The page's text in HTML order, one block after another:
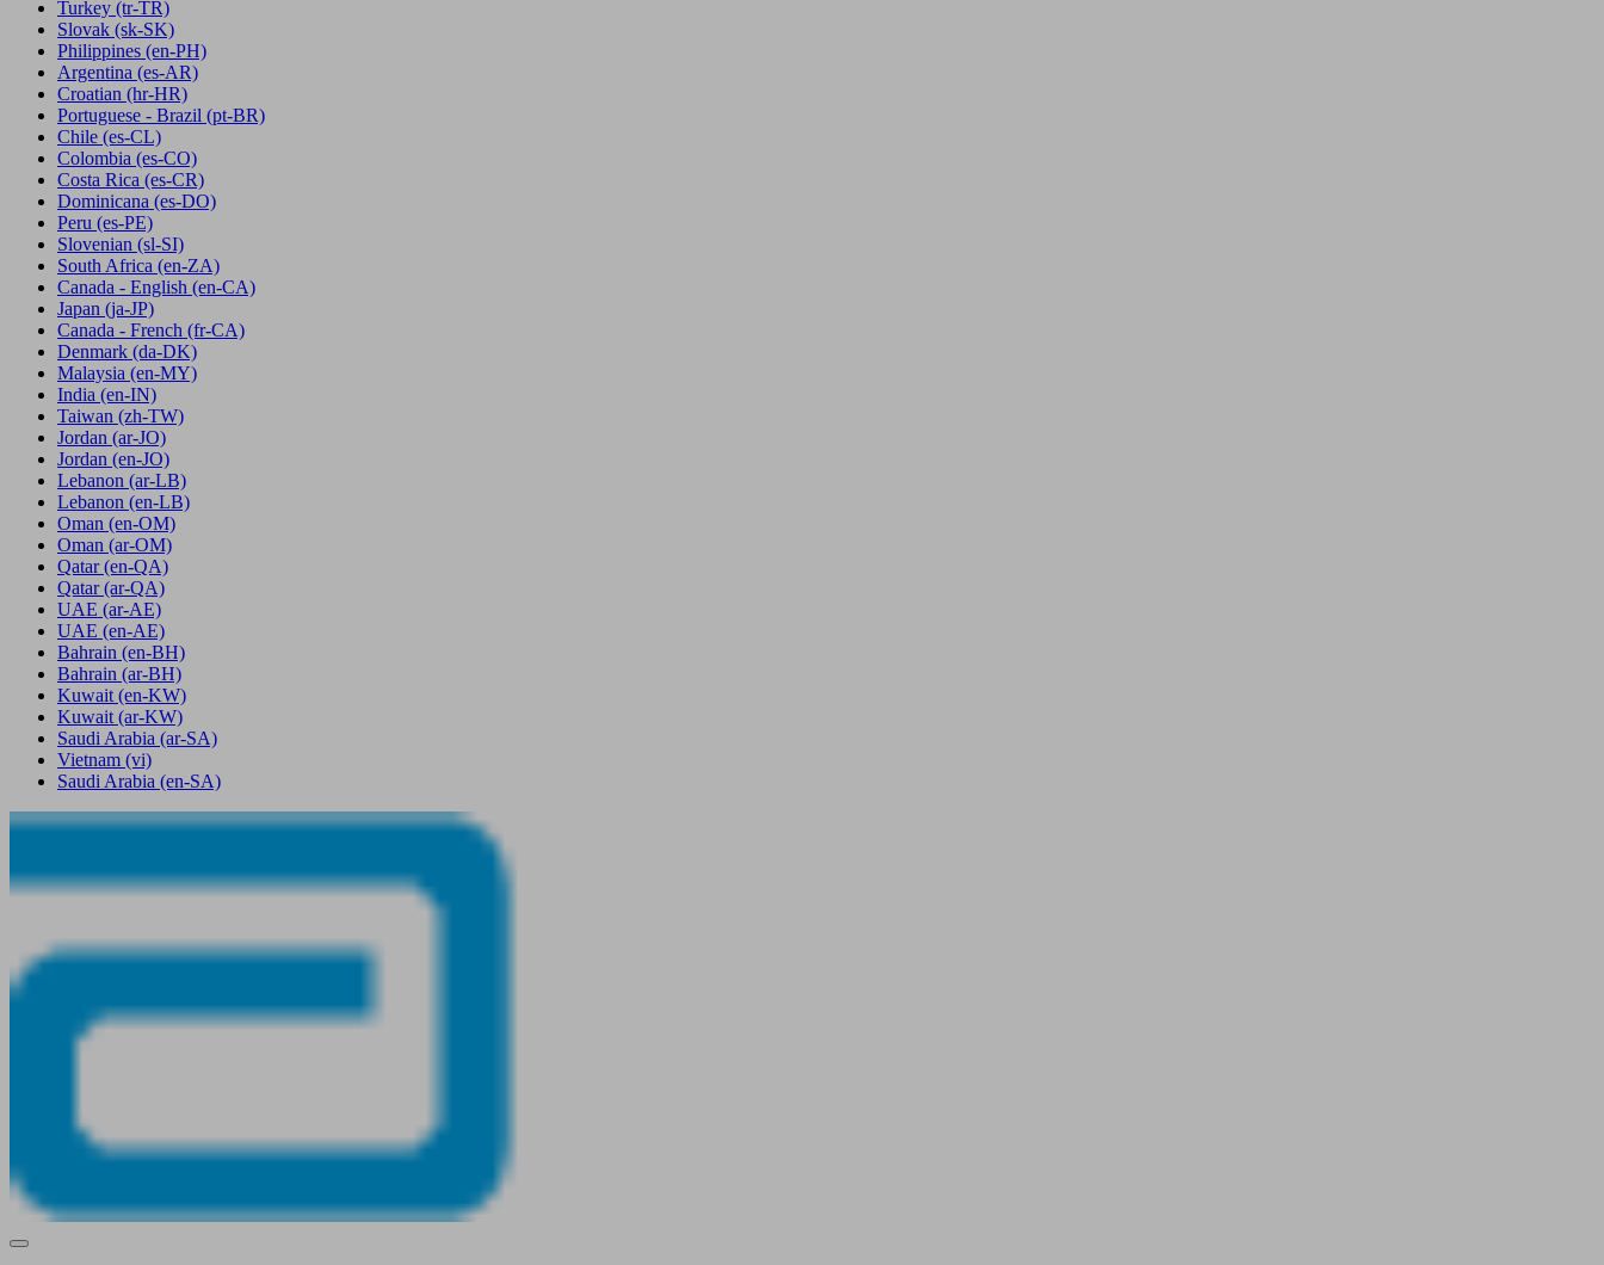
Turkey (tr-TR)
Slovak (sk-SK)
Philippines (en-PH)
Argentina (es-AR)
Croatian (hr-HR)
Portuguese - Brazil (pt-BR)
Chile (es-CL)
Colombia (es-CO)
Costa Rica (es-CR)
Dominicana (es-DO)
Peru (es-PE)
Slovenian (sl-SI)
South Africa (en-ZA)
Canada - English (en-CA)
Japan (ja-JP)
Canada - French (fr-CA)
Denmark (da-DK)
Malaysia (en-MY)
India (en-IN)
Taiwan (zh-TW)
Jordan (ar-JO)
Jordan (en-JO)
Lebanon (ar-LB)
Lebanon (en-LB)
Oman (en-OM)
Oman (ar-OM)
Qatar (en-QA)
Qatar (ar-QA)
UAE (ar-AE)
UAE (en-AE)
Bahrain (en-BH)
Bahrain (ar-BH)
Kuwait (en-KW)
Kuwait (ar-KW)
Saudi Arabia (ar-SA)
Vietnam (vi)
Saudi Arabia (en-SA)